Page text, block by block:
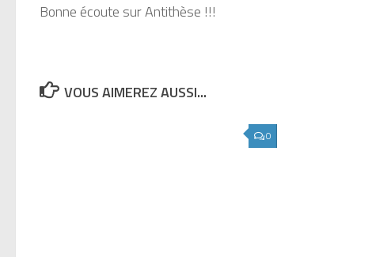
Bonne écoute sur Antithèse !!!
VOUS AIMEREZ AUSSI...
0